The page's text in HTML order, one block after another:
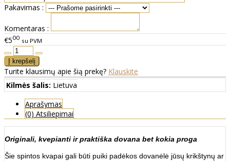
Pakavimas :
Komentaras :
€500 su PVM
Turite klausimų apie šią prekę? Klauskite
Kilmės šalis: Lietuva
Aprašymas
(0) Atsiliepimai
Originali, kvepianti ir praktiška dovana bet kokia proga
Šie spintos kvapai gali būti puiki padėkos dovanėlė jūsų krikštynų ar